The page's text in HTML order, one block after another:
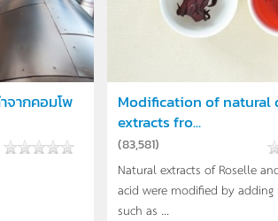
จากคอมโพ
Modification of natural
extracts fro...
(83,581)
Natural extracts of Roselle
acid were modified by
such as ...